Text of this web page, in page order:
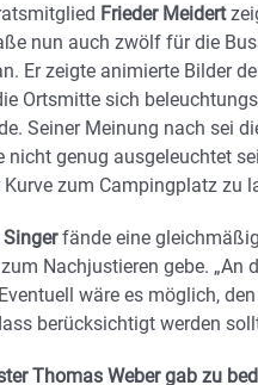
Frieder Meidert
nun auch zwölf für die
Er zeigte animierte Bilder
Ortsmitte sich
Seiner Meinung nach sei
nicht genug ausgeleuchtet
Kurve zum Campingplatz zu
fände eine
Nachjustieren gebe. „An
wäre es möglich,
berücksichtigt werden
Thomas Weber gab zu